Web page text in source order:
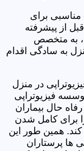
مناسبی برای
از پیشرفته
به متخصص
به سادگی اقدام
در منزل
فیزیوتراپی
حال بیماران
برای کامل شدن
کند. همین طور این
پرستاران